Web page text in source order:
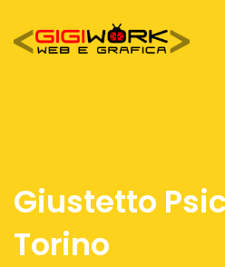
Giustetto
Torino